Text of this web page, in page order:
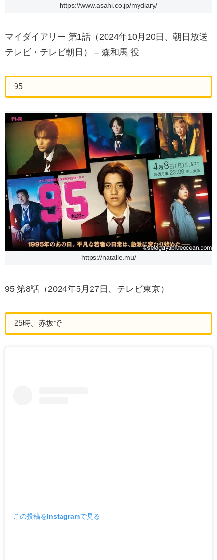
https://www.asahi.co.jp/mydiary/
マイダイアリー 第1話（2024年10月20日、朝日放送
テレビ・テレビ朝日） – 森和馬 役
95
https://natalie.mu/
95 第8話（2024年5月27日、テレビ東京）
25時、赤坂で
この投稿をInstagramで見る